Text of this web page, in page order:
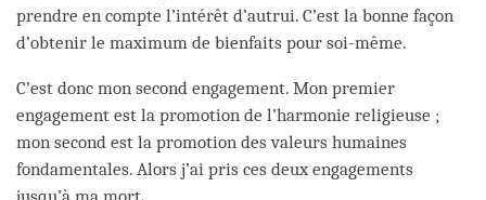
prendre en compte l’intérêt d’autrui. C’est la bonne façon
d’obtenir le maximum de bienfaits pour soi-même.
C’est donc mon second engagement. Mon premier
engagement est la promotion de l’harmonie religieuse ;
mon second est la promotion des valeurs humaines
fondamentales. Alors j’ai pris ces deux engagements